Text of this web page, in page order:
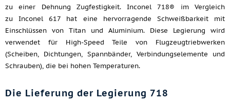
zu einer Dehnung Zugfestigkeit. Inconel 718® im Vergleich
zu Inconel 617 hat eine hervorragende Schweißbarkeit mit
Einschlüssen von Titan und Aluminium. Diese Legierung wird
verwendet für High-Speed Teile von Flugzeugtriebwerken
(Scheiben, Dichtungen, Spannbänder, Verbindungselemente und
Schrauben), die bei hohen Temperaturen.
Die Lieferung der Legierung 718